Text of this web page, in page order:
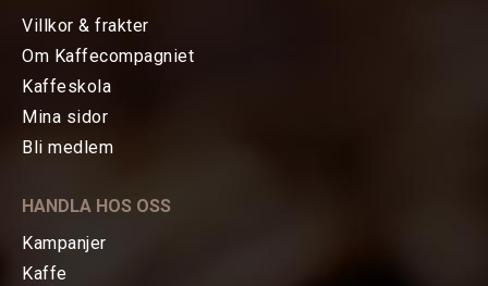
HEM
TE
Villkor & frakter
Om Kaffecompagniet
Kaffeskola
Mina sidor
Bli medlem
HANDLA HOS OSS
Kampanjer
Kaffe